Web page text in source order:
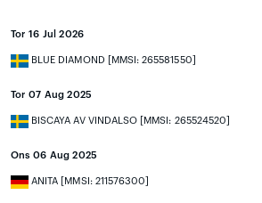
Tor 16 Jul 2026
BLUE DIAMOND [MMSI: 265581550]
Tor 07 Aug 2025
BISCAYA AV VINDALSO [MMSI: 265524520]
Ons 06 Aug 2025
ANITA [MMSI: 211576300]